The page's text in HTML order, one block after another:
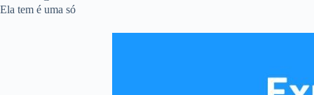
Ela tem é uma só